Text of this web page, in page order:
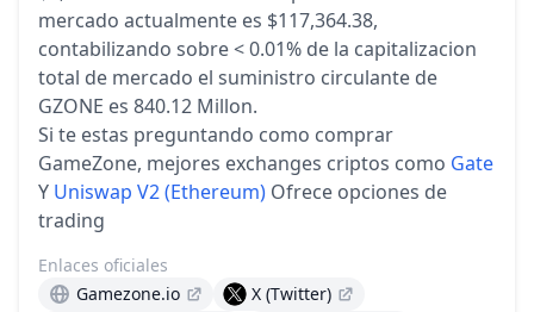
mercado actualmente es $117,364.38,
contabilizando sobre < 0.01% de la capitalizacion
total de mercado el suministro circulante de
GZONE es 840.12 Millon.
Si te estas preguntando como comprar
GameZone, mejores exchanges criptos como Gate
Y Uniswap V2 (Ethereum) Ofrece opciones de
trading
Enlaces oficiales
Gamezone.io
X (Twitter)